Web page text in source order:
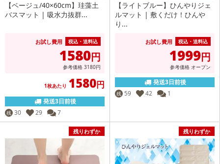
【ベージュ/40×60cm】珪藻土
バスマット | 吸水力抜群...
お試し費用 税込・送料込
1580円
参考価格 3180円
1枚あたり 1580円
発送3日前後
残 30 29 7
【ライトブルー】ひんやりジェ
ルマット | 敷くだけ！ひんや
り...
お試し費用 税込・送料込
1999円
参考価格 オープン
発送3日前後
残 59 42 1
残りわずか 残りわずか